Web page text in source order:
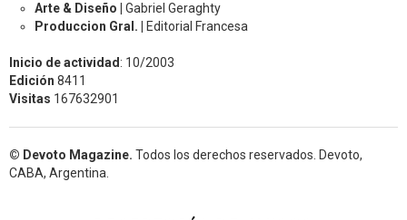
Arte & Diseño | Gabriel Geraghty
Produccion Gral. |
Editorial Francesa
Inicio de actividad: 10/2003
Edición 8411
Visitas 167632901
© Devoto Magazine. Todos los derechos reservados. Devoto,
CABA, Argentina.